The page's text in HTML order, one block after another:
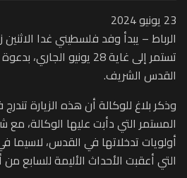
23 يونيو 2024
الرباط – يبدأ وفد فلسطيني غدا الاثنين
تستمر إلى غاية 28 يونيو
القدس الشريف.
وذكر بلاغ للوكالة أن هذه الزيارة
المستمر التي دأبت عليها الوكالة، مع
أولويات تدخلاتها في القدس، لاسيما
التي أعقبت الأحداث الأليمة للسابع من